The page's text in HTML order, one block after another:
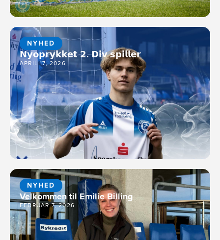
NYHED
𝗡𝘆𝗼𝗽𝗿𝘆𝗸𝗸𝗲𝘁 𝟮. 𝗗𝗶𝘃 𝘀𝗽𝗶𝗹𝗹𝗲𝗿
APRIL 17, 2026
NYHED
Velkommen til Emilie Billing
FEBRUAR 7, 2026